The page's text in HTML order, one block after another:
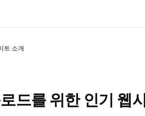
트 소개
드를 위한 인기 웹